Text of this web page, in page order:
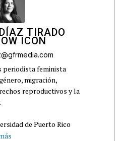
TIRADO
periodista feminista
migración,
reproductivos y la
de Puerto Rico